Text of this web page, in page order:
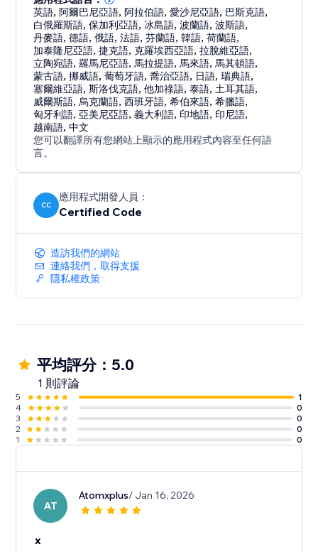
英語,阿爾巴尼亞語,阿拉伯語,愛沙尼亞語, 巴斯克語,
白俄羅斯語,保加利亞語, 冰島語,波蘭語,波斯語,
丹麥語,德語,俄語,法語,芬蘭語,韓語,荷蘭語,
加泰隆尼亞語,捷克語,克羅埃西亞語,拉脫維亞語,
立陶宛語,羅馬尼亞語, 馬拉提語, 馬來語, 馬其頓語,
蒙古語,挪威語,葡萄牙語,喬治亞語, 日語,瑞典語,
塞爾維亞語,斯洛伐克語,他加祿語,泰語, 土耳其語,
威爾斯語, 烏克蘭語,西班牙語,希伯來語,希臘語,
匈牙利語,亞美尼亞語,義大利語, 印地語, 印尼語,
越南語,中文
您可以翻譯所有您網站上顯示的應用程式內容至任何語
言。
CC
應用程式開發人員：
Certified Code
造訪我們的網站
連絡我們，取得支援
隱私權政策
平均評分：5.0
1 則評論
5
1
4
0
3
0
2
0
1
0
AT
Atomxplus/ Jan 16, 2026
x